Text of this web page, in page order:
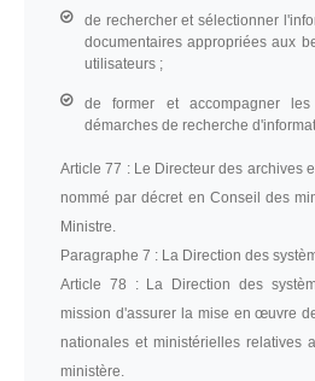
de rechercher et sélectionner
documentaires appropriées aux
utilisateurs ;
de former et accompagner
démarches de recherche
Article 77 :Le Directeur des archives
nommé par décret en Conseil des
Ministre.
Paragraphe 7 : La Direction des
Article 78 :La Direction des
mission d'assurer la mise en œuvre
nationales et ministérielles relatives
ministère.